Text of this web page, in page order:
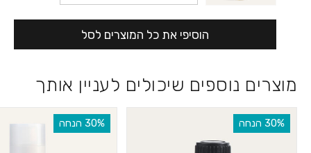
הוסיפי את כל המוצרים לסל
מוצרים נוספים שיכולים לעניין אותך
‫30% הנחה ‫30% הנחה